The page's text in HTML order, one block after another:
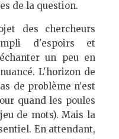
de la question.
des chercheurs
d'espoirs et
un peu en
L'horizon de
de problème n'est
quand les poules
de mots). Mais la
En attendant,